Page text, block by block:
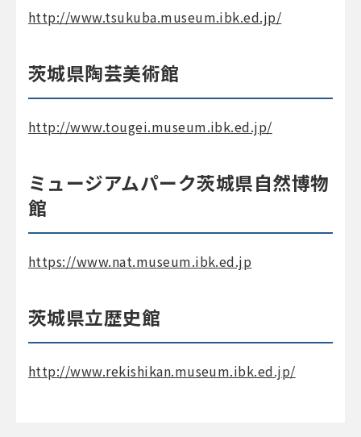
http://www.tsukuba.museum.ibk.ed.jp/
茨城県陶芸美術館
http://www.tougei.museum.ibk.ed.jp/
ミュージアムパーク茨城県自然博物
館
https://www.nat.museum.ibk.ed.jp
茨城県立歴史館
http://www.rekishikan.museum.ibk.ed.jp/